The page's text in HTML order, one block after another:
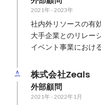
2021年- 2023年
社内外リソースの有
大手企業とのリレー
イベント事業におけ
株式会社Zeals
外部顧問
2021年- 2022年1月